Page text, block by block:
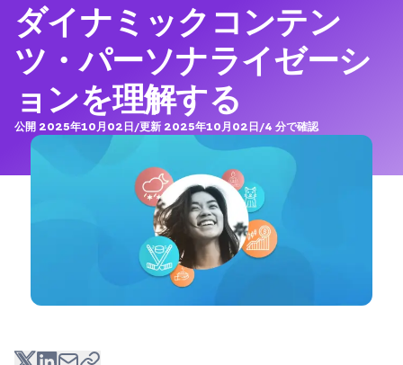
ダイナミックコンテン
ツ・パーソナライゼーシ
ョンを理解する
公開 2025年10月02日/更新 2025年10月02日/4 分で確認